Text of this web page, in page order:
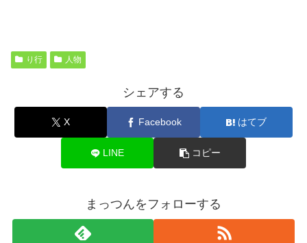
り行 人物
シェアする
X Facebook はてブ
LINE コピー
まっつんをフォローする